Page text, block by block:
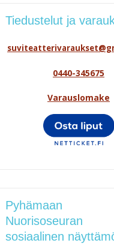
Tiedustelut ja
0440-345675
Varauslomake
Pyhämaan
Nuorisoseuran
sosiaalinen